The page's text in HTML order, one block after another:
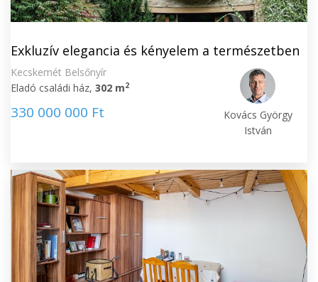
Exkluzív elegancia és kényelem a természetben
Kecskemét Belsőnyír
Eladó családi ház, 302 m2
330 000 000 Ft
Kovács György
István